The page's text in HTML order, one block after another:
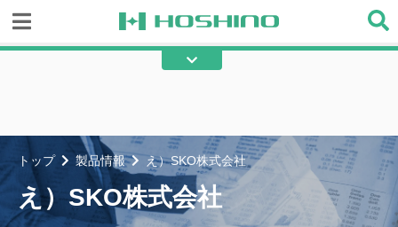
あ）IKCS株式会社 あ）旭化成株式会社
あ）旭化成アドバンス株式会社 あ）旭産業株式会社
あ）浅野金属工業株式会社 あ）株式会社アラコー
え）SKO株式会社
トップ 製品情報 え）SKO株式会社